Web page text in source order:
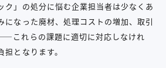
ク」の処分に悩む企業担当者は少なくあ
になった廃材、処理コストの増加、取引
これらの課題に適切に対応しなけれ
となります。